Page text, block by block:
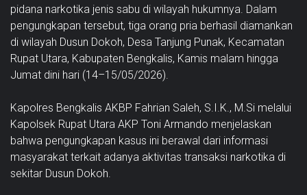
pidana narkotika jenis sabu di wilayah hukumnya. Dalam
pengungkapan tersebut, tiga orang pria berhasil diamankan
di wilayah Dusun Dokoh, Desa Tanjung Punak, Kecamatan
Rupat Utara, Kabupaten Bengkalis, Kamis malam hingga
Jumat dini hari (14–15/05/2026).
Kapolres Bengkalis AKBP Fahrian Saleh, S.I.K., M.Si melalui
Kapolsek Rupat Utara AKP Toni Armando menjelaskan
bahwa pengungkapan kasus ini berawal dari informasi
masyarakat terkait adanya aktivitas transaksi narkotika di
sekitar Dusun Dokoh.